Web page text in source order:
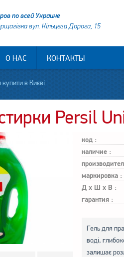
по всей Украине
вул. Кільцева Дорога, 15
О НАС КОНТАКТЫ
в Києві
Persil
код :
наличие :
маркировка :
Д х Ш х В :
гарантия :
Гель для
воді,
залишає